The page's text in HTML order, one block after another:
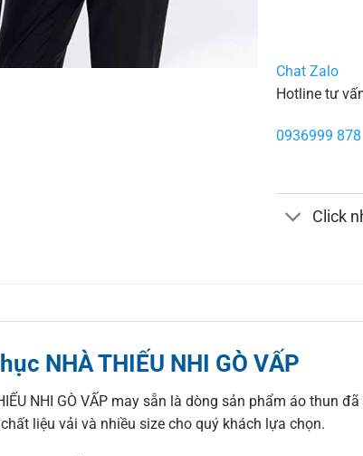
Chat Zalo
Hotline tư
0936999 878
Click
NHÀ THIẾU NHI GÒ VẤP
NHI GÒ VẤP may sẵn là dòng sản phẩm áo thun
liệu vải và nhiều size cho quý khách lựa chọn.